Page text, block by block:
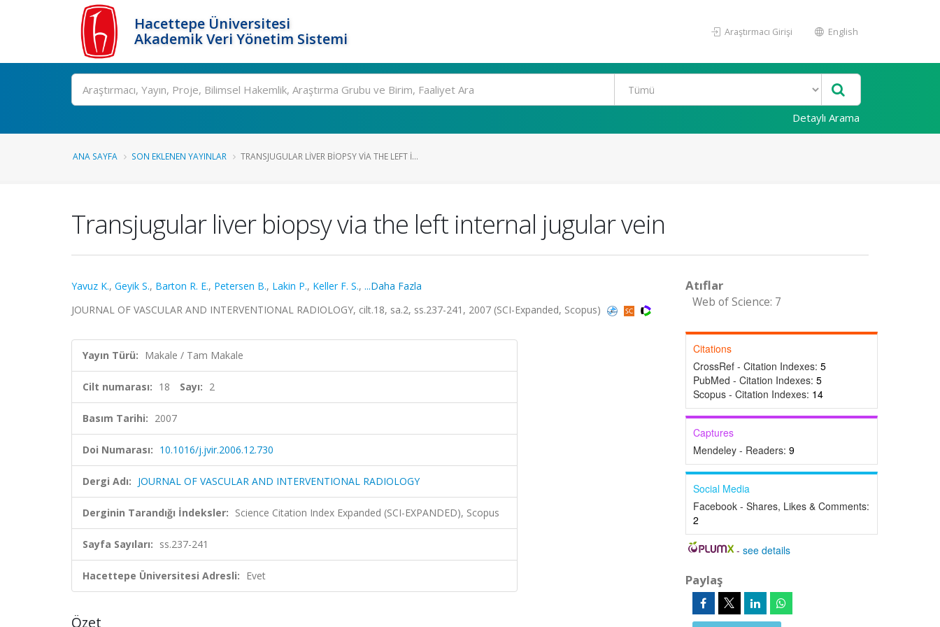
Hacettepe Üniversitesi
Akademik Veri Yönetim Sistemi
Araştırmacı Girişi English
Ara
Detaylı Arama
ANA SAYFA SON EKLENEN YAYINLAR TRANSJUGULAR LIVER BIOPSY VIA THE LEFT I...
Transjugular liver biopsy via the left internal jugular vein
Yavuz K., Geyik S., Barton R. E., Petersen B., Lakin P., Keller F. S., ...Daha Fazla
JOURNAL OF VASCULAR AND INTERVENTIONAL RADIOLOGY, cilt.18, sa.2, ss.237-241, 2007 (SCI-Expanded, Scopus)
Yayın Türü: Makale / Tam Makale
Cilt numarası: 18 Sayı: 2
Basım Tarihi: 2007
Doi Numarası: 10.1016/j.jvir.2006.12.730
Dergi Adı: JOURNAL OF VASCULAR AND INTERVENTIONAL RADIOLOGY
Derginin Tarandığı İndeksler: Science Citation Index Expanded (SCI-EXPANDED), Scopus
Sayfa Sayıları: ss.237-241
Hacettepe Üniversitesi Adresli: Evet
Özet
Atıflar
Web of Science: 7
Citations
CrossRef - Citation Indexes: 5
PubMed - Citation Indexes: 5
Scopus - Citation Indexes: 14
Captures
Mendeley - Readers: 9
Social Media
Facebook - Shares, Likes & Comments:
2
-see details
Paylaş